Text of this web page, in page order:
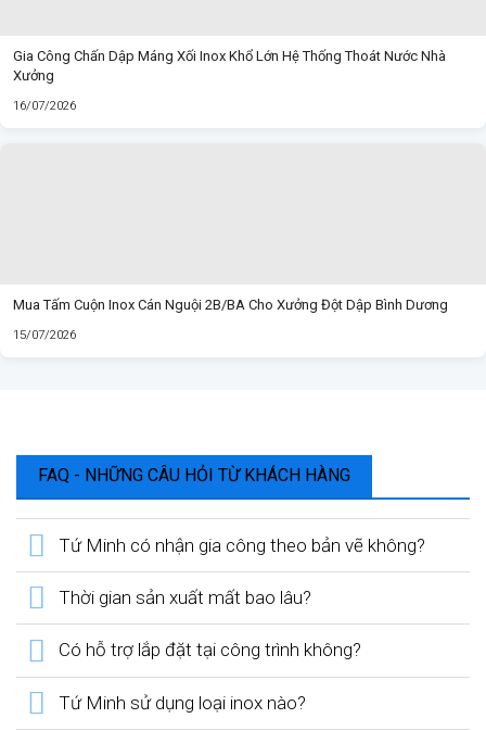
Gia Công Chấn Dập Máng Xối Inox Khổ Lớn Hệ Thống Thoát Nước Nhà
Xưởng
16/07/2026
Mua Tấm Cuộn Inox Cán Nguội 2B/BA Cho Xưởng Đột Dập Bình Dương
15/07/2026
FAQ - NHỮNG CÂU HỎI TỪ KHÁCH HÀNG
Tứ Minh có nhận gia công theo bản vẽ không?
Thời gian sản xuất mất bao lâu?
Có hỗ trợ lắp đặt tại công trình không?
Tứ Minh sử dụng loại inox nào?